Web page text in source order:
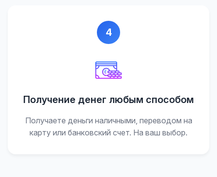
4
Получение денег любым способом
Получаете деньги наличными, переводом на
карту или банковский счет. На ваш выбор.